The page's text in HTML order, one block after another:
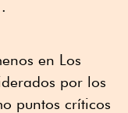
en Los
por los
puntos críticos